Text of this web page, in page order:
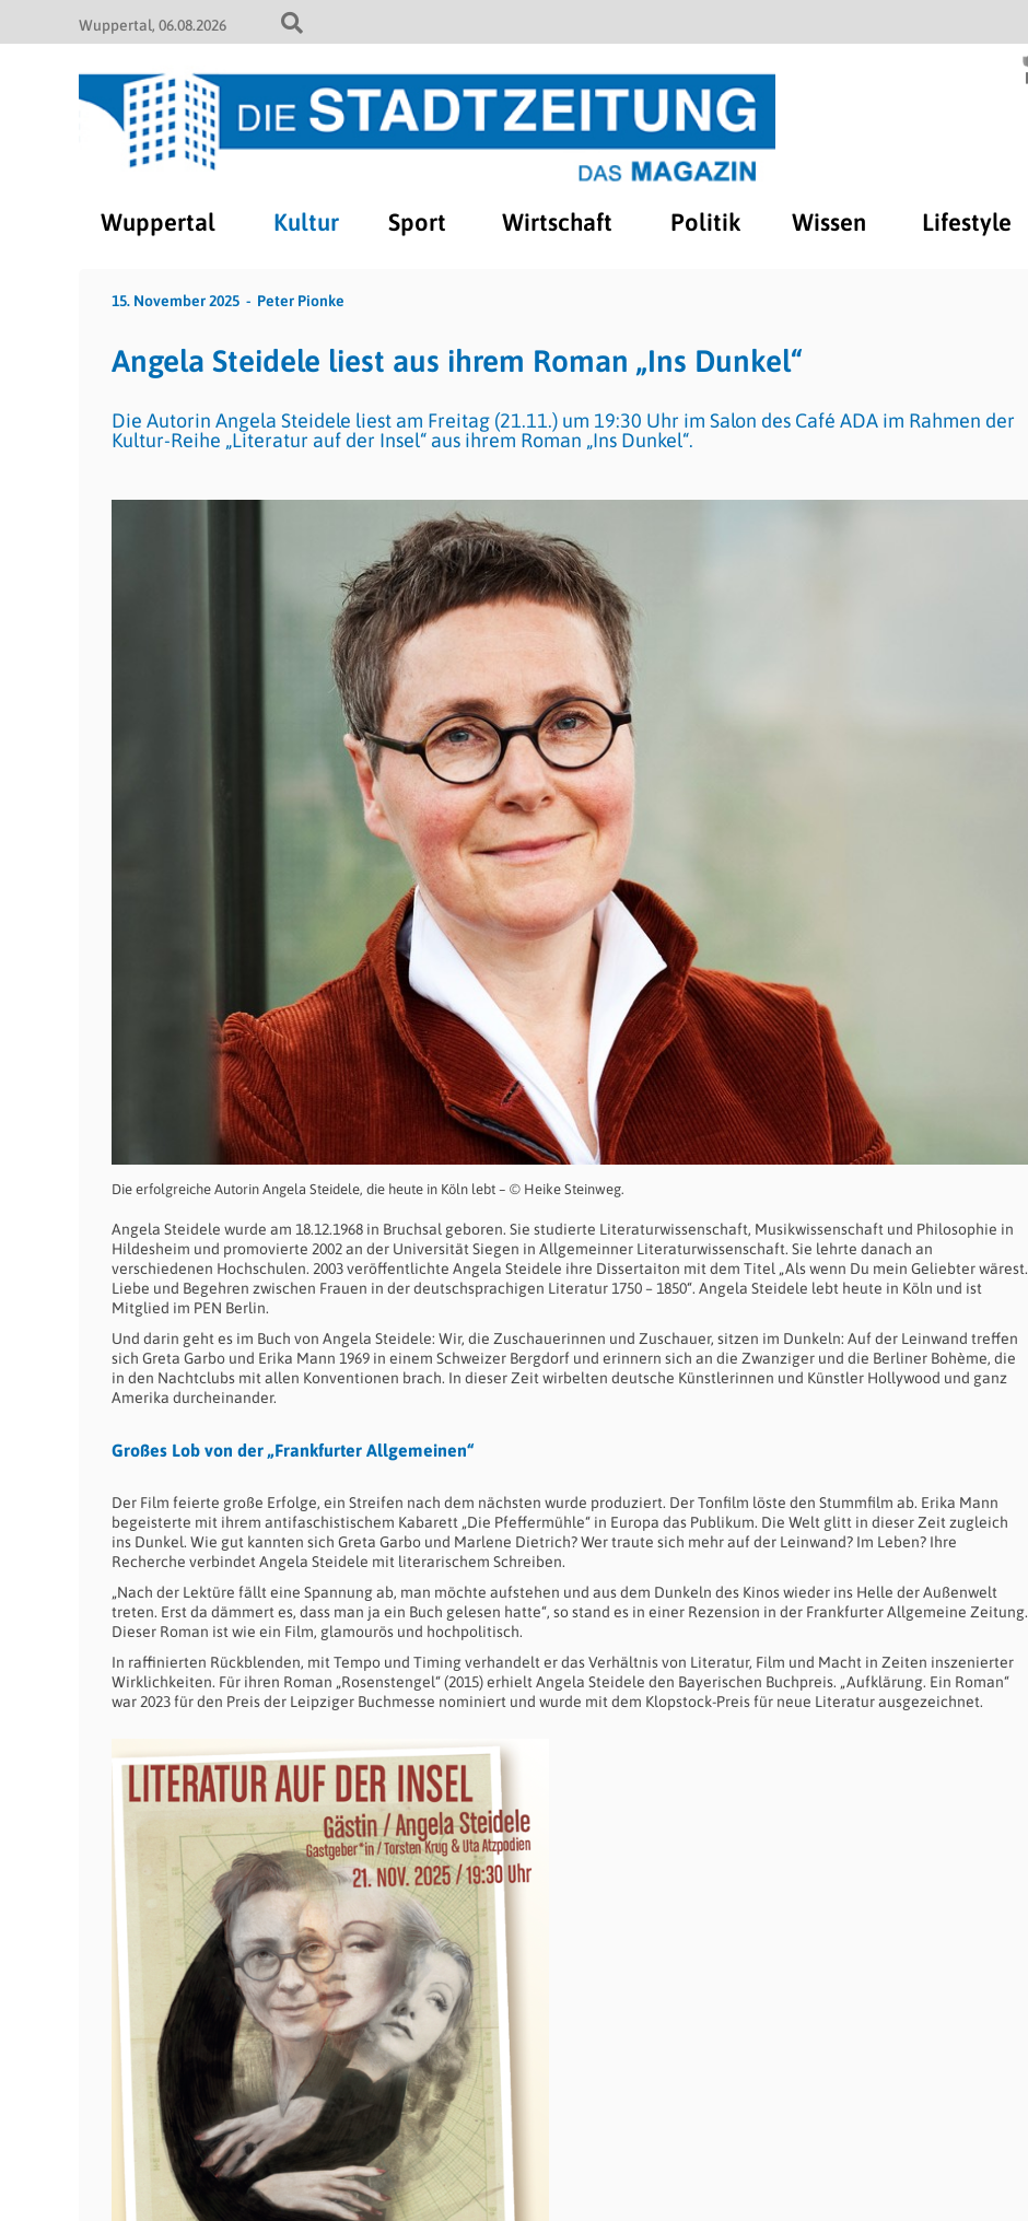
Wuppertal 06.08.2026
Wuppertal Kultur Sport Wirtschaft Politik Wissen Lifestyle
15. November 2025 Peter Pionke
Angela Steidele liest aus ihrem Roman „Ins Dunkel“
Die Autorin Angela Steidele liest am Freitag (21.11.) um 19:30 Uhr im Salon des Café ADA im Rahmen der
Kultur-Reihe „Literatur auf der Insel“ aus ihrem Roman „Ins Dunkel“.
Die erfolgreiche Autorin Angela Steidele, die heute in Köln lebt – © Heike Steinweg.
Angela Steidele wurde am 18.12.1968 in Bruchsal geboren. Sie studierte Literaturwissenschaft, Musikwissenschaft und Philosophie in
Hildesheim und promovierte 2002 an der Universität Siegen in Allgemeinner Literaturwissenschaft. Sie lehrte danach an
verschiedenen Hochschulen. 2003 veröffentlichte Angela Steidele ihre Dissertaiton mit dem Titel „Als wenn Du mein Geliebter wärest.
Liebe und Begehren zwischen Frauen in der deutschsprachigen Literatur 1750 – 1850“. Angela Steidele lebt heute in Köln und ist
Mitglied im PEN Berlin.
Und darin geht es im Buch von Angela Steidele: Wir, die Zuschauerinnen und Zuschauer, sitzen im Dunkeln: Auf der Leinwand treffen
sich Greta Garbo und Erika Mann 1969 in einem Schweizer Bergdorf und erinnern sich an die Zwanziger und die Berliner Bohème, die
in den Nachtclubs mit allen Konventionen brach. In dieser Zeit wirbelten deutsche Künstlerinnen und Künstler Hollywood und ganz
Amerika durcheinander.
Großes Lob von der „Frankfurter Allgemeinen“
Der Film feierte große Erfolge, ein Streifen nach dem nächsten wurde produziert. Der Tonfilm löste den Stummfilm ab. Erika Mann
begeisterte mit ihrem antifaschistischem Kabarett „Die Pfeffermühle“ in Europa das Publikum. Die Welt glitt in dieser Zeit zugleich
ins Dunkel. Wie gut kannten sich Greta Garbo und Marlene Dietrich? Wer traute sich mehr auf der Leinwand? Im Leben? Ihre
Recherche verbindet Angela Steidele mit literarischem Schreiben.
„Nach der Lektüre fällt eine Spannung ab, man möchte aufstehen und aus dem Dunkeln des Kinos wieder ins Helle der Außenwelt
treten. Erst da dämmert es, dass man ja ein Buch gelesen hatte“, so stand es in einer Rezension in der Frankfurter Allgemeine Zeitung.
Dieser Roman ist wie ein Film, glamourös und hochpolitisch.
In raffinierten Rückblenden, mit Tempo und Timing verhandelt er das Verhältnis von Literatur, Film und Macht in Zeiten inszenierter
Wirklichkeiten. Für ihren Roman „Rosenstengel“ (2015) erhielt Angela Steidele den Bayerischen Buchpreis. „Aufklärung. Ein Roman“
war 2023 für den Preis der Leipziger Buchmesse nominiert und wurde mit dem Klopstock-Preis für neue Literatur ausgezeichnet.